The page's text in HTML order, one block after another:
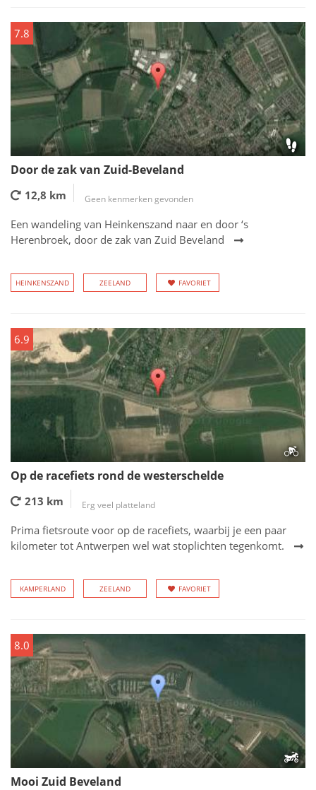
7.8
Door de zak van Zuid-Beveland
12,8 km Geen kenmerken gevonden
Een wandeling van Heinkenszand naar en door ‘s
Herenbroek, door de zak van Zuid Beveland
HEINKENSZAND ZEELAND FAVORIET
6.9
Op de racefiets rond de westerschelde
213 km Erg veel platteland
Prima fietsroute voor op de racefiets, waarbij je een paar
kilometer tot Antwerpen wel wat stoplichten tegenkomt.
KAMPERLAND ZEELAND FAVORIET
8.0
Mooi Zuid Beveland